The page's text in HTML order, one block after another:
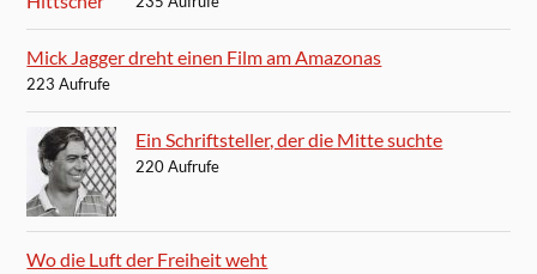
Mick Jagger dreht einen Film am Amazonas
223 Aufrufe
Ein Schriftsteller, der die Mitte suchte
220 Aufrufe
Wo die Luft der Freiheit weht